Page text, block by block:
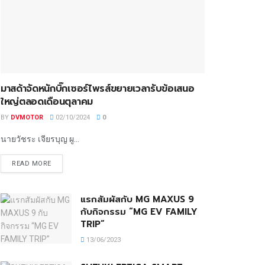
มาสด้าจัดหนักบิ๊กเซอร์ไพรส์ขยายเวลารับข้อเสนอ
ใหญ่ตลอดเดือนตุลาคม
BY DVMOTOR 02/10/2024 0
นายวัชระ เจียรบุญ ผู...
READ MORE
แรกสัมผัสกับ MG MAXUS 9
กับกิจกรรม “MG EV FAMILY
TRIP”
13/06/2023